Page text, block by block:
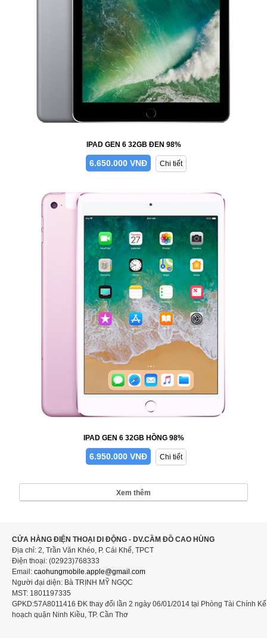
IPAD GEN 6 32GB ĐEN 98%
6.650.000 VNĐ Chi tiết
IPAD GEN 6 32GB HỒNG 98%
6.950.000 VNĐ Chi tiết
Xem thêm
CỬA HÀNG ĐIỆN THOẠI DI ĐỘNG - DV.CẦM ĐỒ CAO HÙNG
Địa chỉ: 2, Trần Văn Khéo, P. Cái Khế, TPCT
Điện thoại: (02923)768333
Email: caohungmobile.apple@gmail.com
Người đại diện: Bà TRỊNH MỸ NGỌC
MST: 1801197335
GPKD:57A8011416 ĐK thay đổi lần 2 ngày 06/01/2014 tại Phòng Tài Chính Kế
hoạch quận Ninh Kiều, TP. Cần Thơ